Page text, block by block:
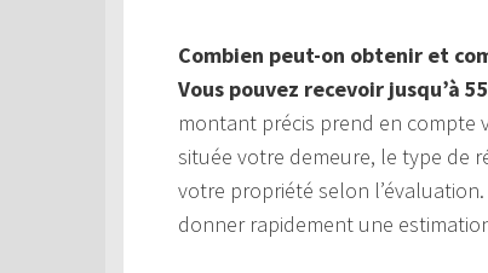
Combien peut-on obtenir et
Vous pouvez recevoir jusqu’à
montant précis prend en compte
située votre demeure, le type de
votre propriété selon
donner rapidement une